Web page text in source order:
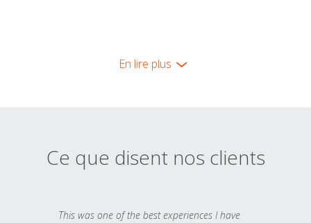
En lire plus
Ce que disent nos clients
This was one of the best experiences I have